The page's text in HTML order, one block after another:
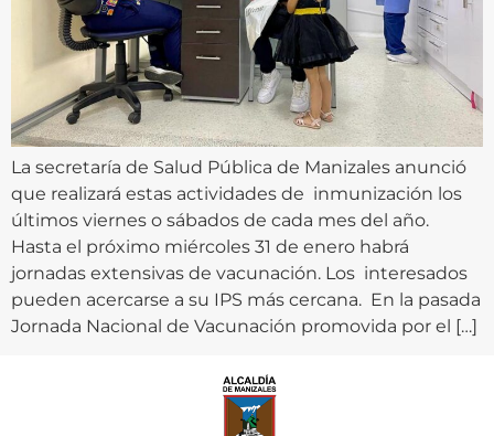
La secretaría de Salud Pública de Manizales anunció
que realizará estas actividades de inmunización los
últimos viernes o sábados de cada mes del año.
Hasta el próximo miércoles 31 de enero habrá
jornadas extensivas de vacunación. Los interesados
pueden acercarse a su IPS más cercana. En la pasada
Jornada Nacional de Vacunación promovida por el […]